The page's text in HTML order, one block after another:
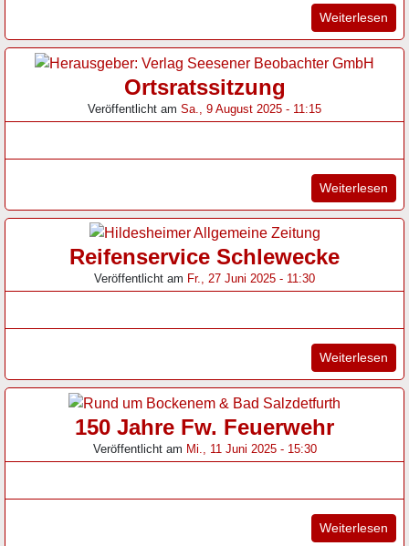
Weiterlesen
Ortsratssitzung
Veröffentlicht am Sa., 9 August 2025 - 11:15
Weiterlesen
Reifenservice Schlewecke
Veröffentlicht am Fr., 27 Juni 2025 - 11:30
Weiterlesen
150 Jahre Fw. Feuerwehr
Veröffentlicht am Mi., 11 Juni 2025 - 15:30
Weiterlesen